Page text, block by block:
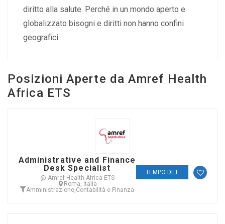
diritto alla salute. Perché in un mondo aperto e
globalizzato bisogni e diritti non hanno confini
geografici.
Posizioni Aperte da Amref Health
Africa ETS
Administrative and Finance
Desk Specialist
@ Amref Health Africa ETS
Roma, Italia
Amministrazione,Contabilità e Finanza
TEMPO DET.